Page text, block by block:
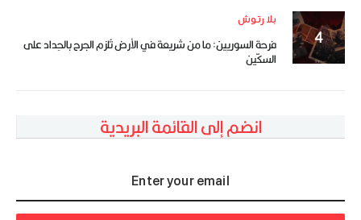
بلا رتوش
فرحة السوريين: ما من شريعة في الأرض تُلزم الجرح بالحِداد على
السكّين
انضم إلى القائمة البريدية